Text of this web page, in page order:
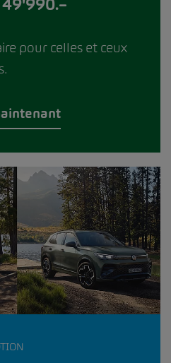
pour celles et ceux